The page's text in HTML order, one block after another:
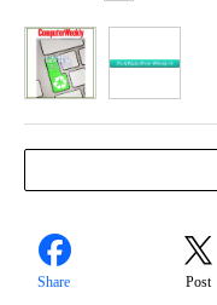
Share Post